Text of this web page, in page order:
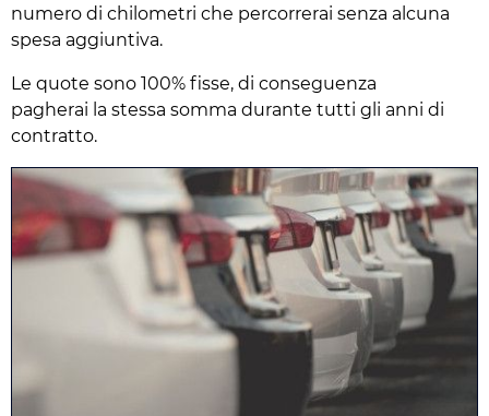
numero di chilometri che percorrerai senza alcuna
spesa aggiuntiva.
Le quote sono 100% fisse, di conseguenza
pagherai la stessa somma durante tutti gli anni di
contratto.